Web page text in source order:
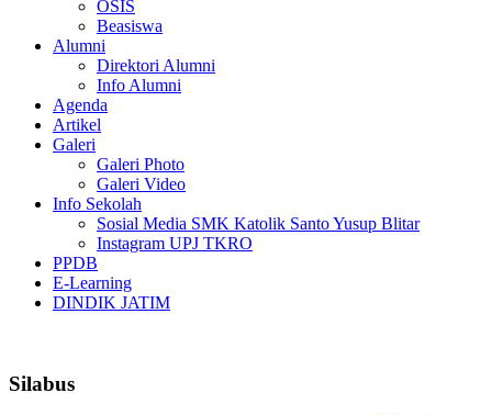
OSIS
Beasiswa
Alumni
Direktori Alumni
Info Alumni
Agenda
Artikel
Galeri
Galeri Photo
Galeri Video
Info Sekolah
Sosial Media SMK Katolik Santo Yusup Blitar
Instagram UPJ TKRO
PPDB
E-Learning
DINDIK JATIM
Silabus